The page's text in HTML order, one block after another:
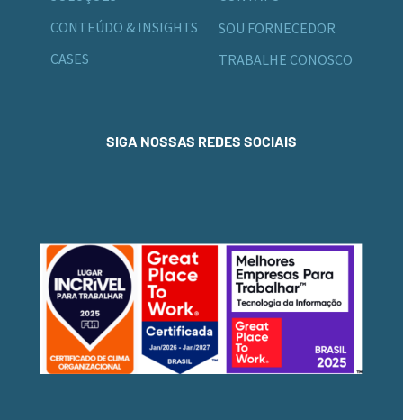
CONTEÚDO & INSIGHTS
CASES
SOU FORNECEDOR
TRABALHE CONOSCO
SIGA NOSSAS REDES SOCIAIS